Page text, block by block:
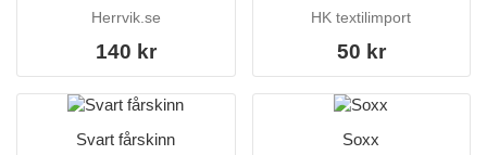
Herrvik.se
140 kr
HK textilimport
50 kr
Svart fårskinn Soxx